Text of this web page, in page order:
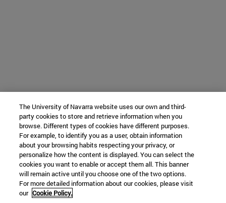
The University of Navarra website uses our own and third-
party cookies to store and retrieve information when you
browse. Different types of cookies have different purposes.
For example, to identify you as a user, obtain information
about your browsing habits respecting your privacy, or
personalize how the content is displayed. You can select the
cookies you want to enable or accept them all. This banner
will remain active until you choose one of the two options.
For more detailed information about our cookies, please visit
our Cookie Policy.